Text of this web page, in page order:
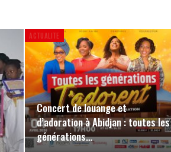
ACTUALITE
Concert de louange et
d’adoration à Abidjan : toutes les
générations…